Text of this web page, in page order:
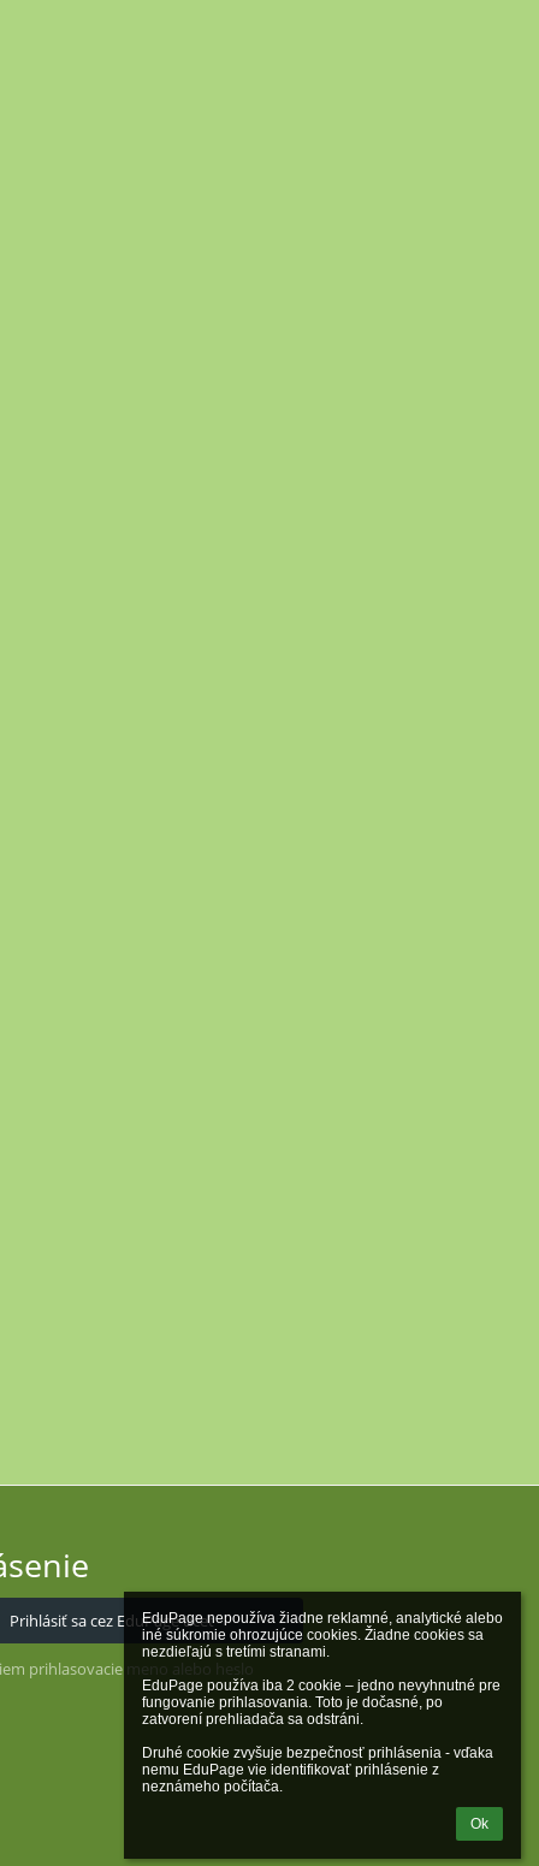
EduPage nepoužíva žiadne reklamné, analytické alebo
iné súkromie ohrozujúce cookies. Žiadne cookies sa
nezdieľajú s tretími stranami.
EduPage používa iba 2 cookie – jedno nevyhnutné pre
fungovanie prihlasovania. Toto je dočasné, po
zatvorení prehliadača sa odstráni.
Druhé cookie zvyšuje bezpečnosť prihlásenia - vďaka
nemu EduPage vie identifikovať prihlásenie z
neznámeho počítača.
Ok
Prihlásiť sa cez EduPage účet
prihlasovacie meno alebo heslo